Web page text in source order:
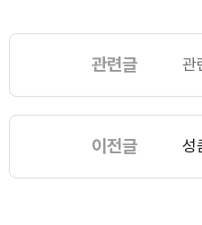
관련글 관
이전글 성